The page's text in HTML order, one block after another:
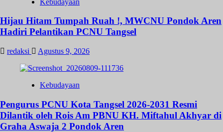
Hijau Hitam Tumpah Ruah !, MWCNU Pondok Aren
Hadiri Pelantikan PCNU Tangsel
redaksi Agustus 9, 2026
Kebudayaan
Pengurus PCNU Kota Tangsel 2026-2031 Resmi
Dilantik oleh Rois Am PBNU KH. Miftahul Akhyar di
Graha Aswaja 2 Pondok Aren